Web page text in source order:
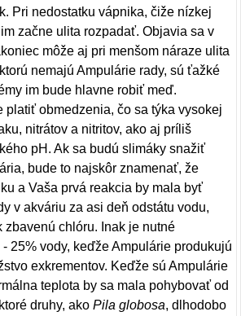
Pri nedostatku vápnika, čiže nízkej
začne ulita rozpadať. Objavia sa v
môže aj pri menšom náraze ulita
nemajú Ampulárie rady, sú ťažké
im bude hlavne robiť meď.
platiť obmedzenia, čo sa týka vysokej
nitrátov a nitritov, ako aj príliš
pH. Ak sa budú slimáky snažiť
bude to najskôr znamenať, že
a Vaša prvá reakcia by mala byť
v akváriu za asi deň odstátu vodu,
zbavenú chlóru. Inak je nutné
25% vody, keďže Ampulárie produkujú
exkrementov. Keďže sú Ampulárie
teplota by sa mala pohybovať od
druhy, akoPila globosa, dlhodobo